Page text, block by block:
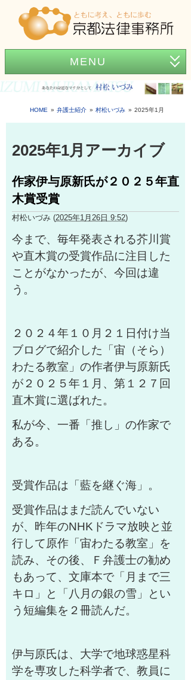
MENU
ホーム
事務所紹介
アクセス
弁護士費用
News
HOME 弁護士紹介 村松いづみ 2025年1月
2025年1月アーカイブ
作家伊与原新氏が２０２５年直
木賞受賞
村松いづみ (2025年1月26日 9:52)
今まで、毎年発表される芥川賞
や直木賞の受賞作品に注目した
ことがなかったが、今回は違
う。
２０２４年１０月２１日付け当
ブログで紹介した「宙（そら）
わたる教室」の作者伊与原新氏
が２０２５年１月、第１２７回
直木賞に選ばれた。
私が今、一番「推し」の作家で
ある。
受賞作品は「藍を継ぐ海」。
受賞作品はまだ読んでいない
が、昨年のNHKドラマ放映と並
行して原作「宙わたる教室」を
読み、その後、Ｆ弁護士の勧め
もあって、文庫本で「月まで三
キロ」と「八月の銀の雪」とい
う短編集を２冊読んだ。
伊与原氏は、大学で地球惑星科
学を専攻した科学者で、教員に